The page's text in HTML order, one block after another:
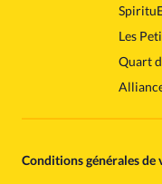
Les
Quart
Conditions générales de